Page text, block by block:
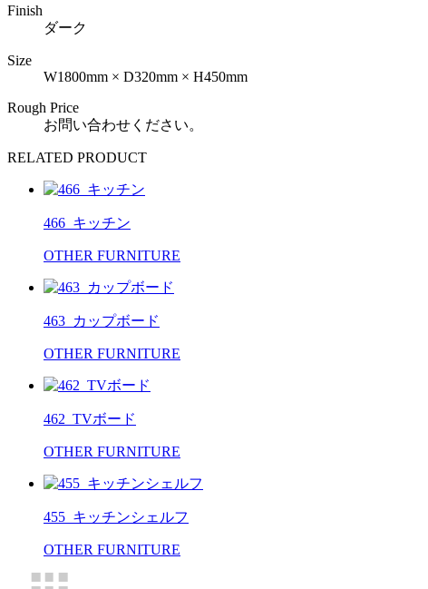
Finish
ダーク
Size
W1800mm × D320mm × H450mm
Rough Price
お問い合わせください。
RELATED PRODUCT
466_キッチン
OTHER FURNITURE
463_カップボード
OTHER FURNITURE
462_TVボード
OTHER FURNITURE
455_キッチンシェルフ
OTHER FURNITURE